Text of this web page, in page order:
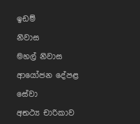
ඉඩම්
නිවාස
මහල් නිවාස
ආයෝජන දේපළ
සේවා
අතථ්‍ය චාරිකාව